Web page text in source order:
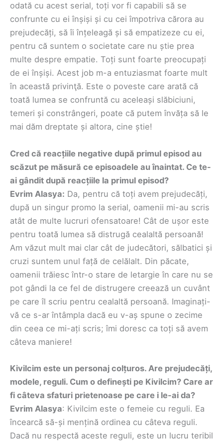
odată cu acest serial, toți vor fi capabili să se
confrunte cu ei înșiși și cu cei împotriva cărora au
prejudecăți, să îi înțeleagă și să empatizeze cu ei,
pentru că suntem o societate care nu știe prea
multe despre empatie. Toți sunt foarte preocupați
de ei înșiși. Acest job m-a entuziasmat foarte mult
în această privinţă. Este o poveste care arată că
toată lumea se confruntă cu aceleași slăbiciuni,
temeri și constrângeri, poate că putem învăța să le
mai dăm dreptate și altora, cine știe!
Cred că reacțiile negative după primul episod au
scăzut pe măsură ce episoadele au înaintat. Ce te-
ai gândit după reacțiile la primul episod?
Evrim Alasya: Da, pentru că toți avem prejudecăți,
după un singur promo la serial, oamenii mi-au scris
atât de multe lucruri ofensatoare! Cât de ușor este
pentru toată lumea să distrugă cealaltă persoană!
Am văzut mult mai clar cât de judecători, sălbatici și
cruzi suntem unul față de celălalt. Din păcate,
oamenii trăiesc într-o stare de letargie în care nu se
pot gândi la ce fel de distrugere creează un cuvânt
pe care îl scriu pentru cealaltă persoană. Imaginați-
vă ce s-ar întâmpla dacă eu v-aș spune o zecime
din ceea ce mi-ați scris; îmi doresc ca toți să avem
câteva maniere!
Kivilcim este un personaj colțuros. Are prejudecăți,
modele, reguli. Cum o definești pe Kivilcim? Care ar
fi câteva sfaturi prietenoase pe care i le-ai da?
Evrim Alasya: Kivilcim este o femeie cu reguli. Ea
încearcă să-și mențină ordinea cu câteva reguli.
Dacă nu respectă aceste reguli, este un lucru teribil